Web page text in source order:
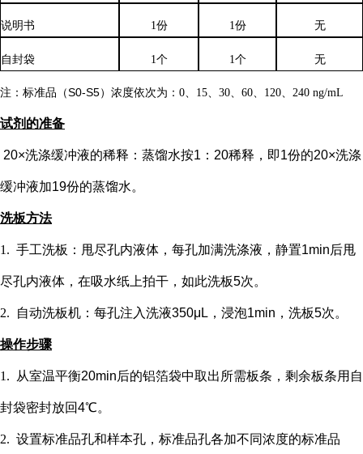
说明书 1份 1份 无
自封袋 1个 1个 无
注：标准品（S0-S5）浓度依次为： 0、15、30、60、120、240 ng/mL
试剂的准备
20×洗涤缓冲液的稀释：蒸馏水按1：20稀释，即1份的20×洗涤
缓冲液加19份的蒸馏水。
洗板方法
1. 手工洗板：甩尽孔内液体，每孔加满洗涤液，静置1min后甩
尽孔内液体，在吸水纸上拍干，如此洗板5次。
2. 自动洗板机：每孔注入洗液350μL，浸泡1min，洗板5次。
操作步骤
1. 从室温平衡20min后的铝箔袋中取出所需板条，剩余板条用自
封袋密封放回4℃。
2. 设置标准品孔和样本孔 ，标准品孔各加不同浓度的标准品